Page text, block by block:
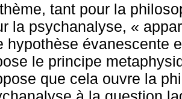
tant pour la
la psychanalyse, «
hypothèse évanescente
le principe
que cela ouvre la